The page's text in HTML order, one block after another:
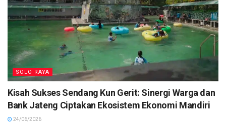
SOLO RAYA
Kisah Sukses Sendang Kun Gerit: Sinergi Warga dan
Bank Jateng Ciptakan Ekosistem Ekonomi Mandiri
24/06/2026